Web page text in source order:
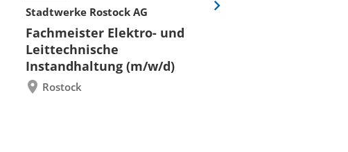
Stadtwerke Rostock AG
Fachmeister Elektro- und
Leittechnische
Instandhaltung (m/w/d)
Rostock
Eine